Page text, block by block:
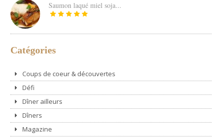
Saumon laqué miel soja...
Catégories
Coups de coeur & découvertes
Défi
Dîner ailleurs
Dîners
Magazine